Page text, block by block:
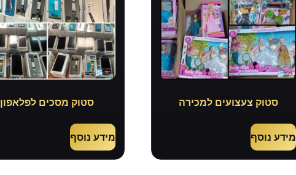
סטוק צעצועים למכירה
מידע נוסף
סטוק מסכים לפלאפון
מידע נוסף